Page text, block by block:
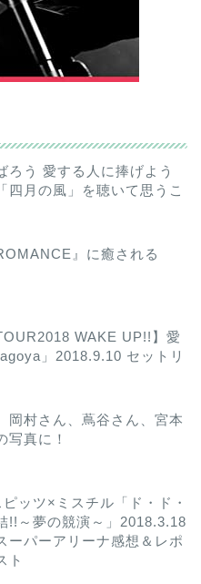
ろう 愛する人に捧げよう
四月の風」を聴いて思うこ
』に癒される
WAKE UP!!】愛
」2018.9.10 セットリ
岡村さん、蔦谷さん、宮本
写真に！
ッツ×ミスチル「ド・ド・
!!～夢の競演～」2018.3.18
ーパーアリーナ感想＆レポ
ト